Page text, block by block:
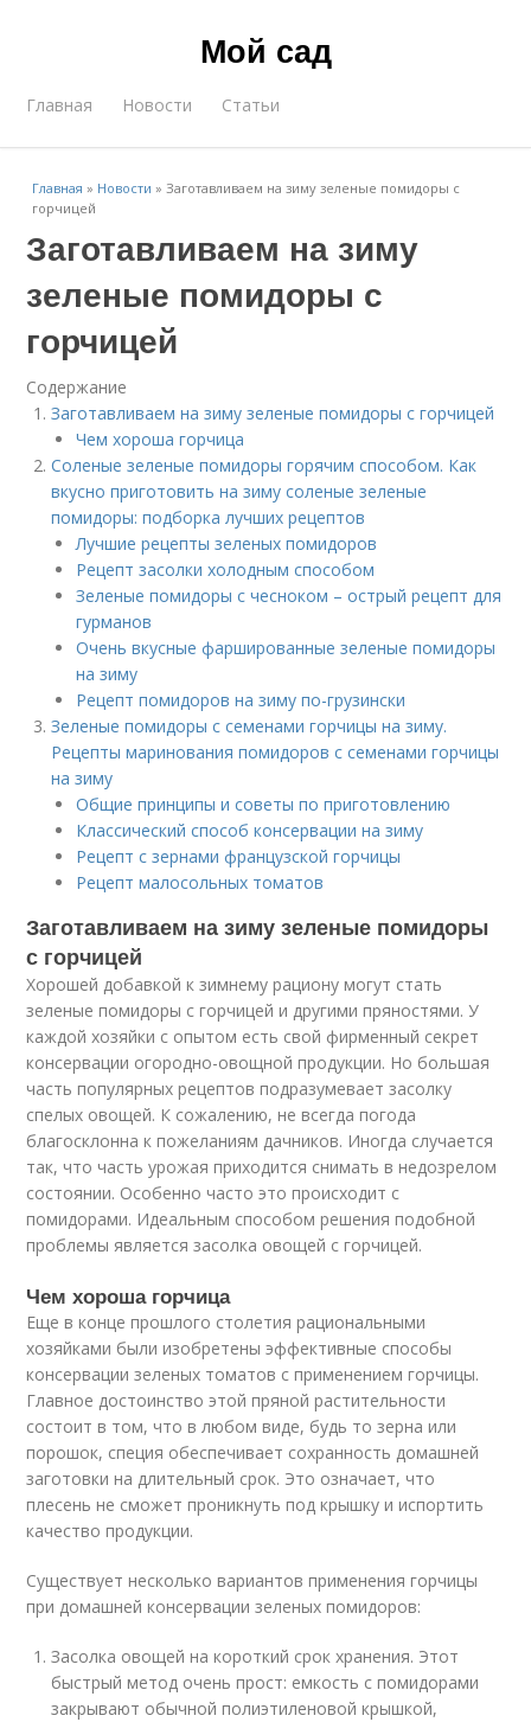
Мой сад
Главная Новости Статьи
Главная » Новости »Заготавливаем на зиму зеленые помидоры с
горчицей
Заготавливаем на зиму
зеленые помидоры с
горчицей
Содержание
Заготавливаем на зиму зеленые помидоры с горчицей
Чем хороша горчица
Соленые зеленые помидоры горячим способом. Как
вкусно приготовить на зиму соленые зеленые
помидоры: подборка лучших рецептов
Лучшие рецепты зеленых помидоров
Рецепт засолки холодным способом
Зеленые помидоры с чесноком – острый рецепт для
гурманов
Очень вкусные фаршированные зеленые помидоры
на зиму
Рецепт помидоров на зиму по-грузински
Зеленые помидоры с семенами горчицы на зиму.
Рецепты маринования помидоров с семенами горчицы
на зиму
Общие принципы и советы по приготовлению
Классический способ консервации на зиму
Рецепт с зернами французской горчицы
Рецепт малосольных томатов
Заготавливаем на зиму зеленые помидоры
с горчицей
Хорошей добавкой к зимнему рациону могут стать
зеленые помидоры с горчицей и другими пряностями. У
каждой хозяйки с опытом есть свой фирменный секрет
консервации огородно-овощной продукции. Но большая
часть популярных рецептов подразумевает засолку
спелых овощей. К сожалению, не всегда погода
благосклонна к пожеланиям дачников. Иногда случается
так, что часть урожая приходится снимать в недозрелом
состоянии. Особенно часто это происходит с
помидорами. Идеальным способом решения подобной
проблемы является засолка овощей с горчицей.
Чем хороша горчица
Еще в конце прошлого столетия рациональными
хозяйками были изобретены эффективные способы
консервации зеленых томатов с применением горчицы.
Главное достоинство этой пряной растительности
состоит в том, что в любом виде, будь то зерна или
порошок, специя обеспечивает сохранность домашней
заготовки на длительный срок. Это означает, что
плесень не сможет проникнуть под крышку и испортить
качество продукции.
Существует несколько вариантов применения горчицы
при домашней консервации зеленых помидоров:
Засолка овощей на короткий срок хранения. Этот
быстрый метод очень прост: емкость с помидорами
закрывают обычной полиэтиленовой крышкой,